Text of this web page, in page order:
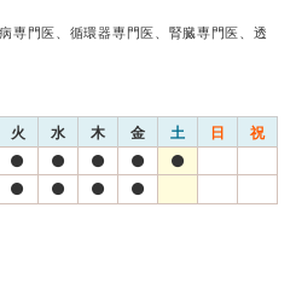
専門医、循環器専門医、腎臓専門医、透
火 水 木 金 土 日 祝